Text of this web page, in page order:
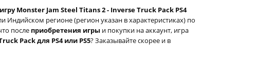
Monster Jam Steel Titans 2 - Inverse Truck Pack PS4
Индийском регионе (регион указан в характеристиках) по
после приобретения игры и покупки на аккаунт, игра
Pack для PS4 или PS5? Заказывайте скорее и в